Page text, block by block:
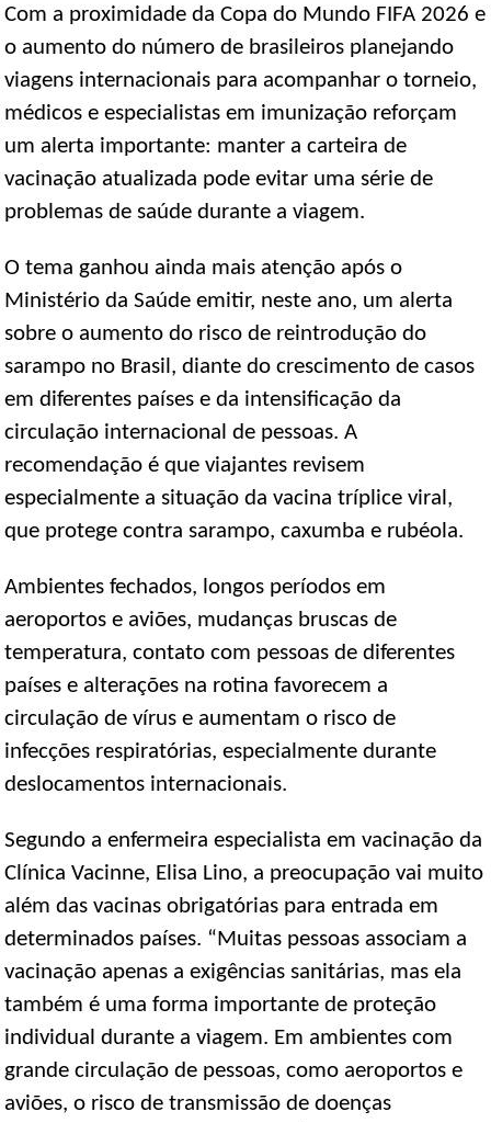
ÚLTIMAS NOTÍCIAS
FALE CONOSCO
Com a proximidade da Copa do Mundo FIFA 2026 e
o aumento do número de brasileiros planejando
viagens internacionais para acompanhar o torneio,
médicos e especialistas em imunização reforçam
um alerta importante: manter a carteira de
vacinação atualizada pode evitar uma série de
problemas de saúde durante a viagem.
O tema ganhou ainda mais atenção após o
Ministério da Saúde emitir, neste ano, um alerta
sobre o aumento do risco de reintrodução do
sarampo no Brasil, diante do crescimento de casos
em diferentes países e da intensificação da
circulação internacional de pessoas. A
recomendação é que viajantes revisem
especialmente a situação da vacina tríplice viral,
que protege contra sarampo, caxumba e rubéola.
Ambientes fechados, longos períodos em
aeroportos e aviões, mudanças bruscas de
temperatura, contato com pessoas de diferentes
países e alterações na rotina favorecem a
circulação de vírus e aumentam o risco de
infecções respiratórias, especialmente durante
deslocamentos internacionais.
Segundo a enfermeira especialista em vacinação da
Clínica Vacinne, Elisa Lino, a preocupação vai muito
além das vacinas obrigatórias para entrada em
determinados países. “Muitas pessoas associam a
vacinação apenas a exigências sanitárias, mas ela
também é uma forma importante de proteção
individual durante a viagem. Em ambientes com
grande circulação de pessoas, como aeroportos e
aviões, o risco de transmissão de doenças